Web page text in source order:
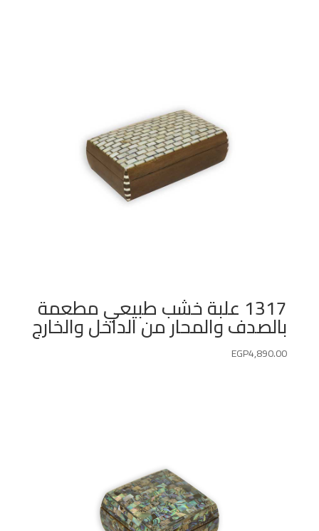
1317 علبة خشب طبيعي مطعمة
بالصدف والمحار من الداخل والخارج
EGP4,890.00